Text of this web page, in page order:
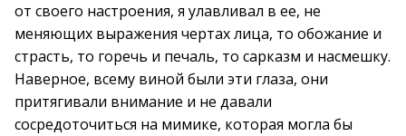
от своего настроения, я улавливал в ее, не
меняющих выражения чертах лица, то обожание и
страсть, то горечь и печаль, то сарказм и насмешку.
Наверное, всему виной были эти глаза, они
притягивали внимание и не давали
сосредоточиться на мимике, которая могла бы